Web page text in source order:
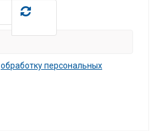
обработку персональных